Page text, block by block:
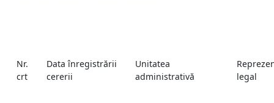
Nr.
crt
Data înregistrării
cererii
Unitatea
administrativă
legal